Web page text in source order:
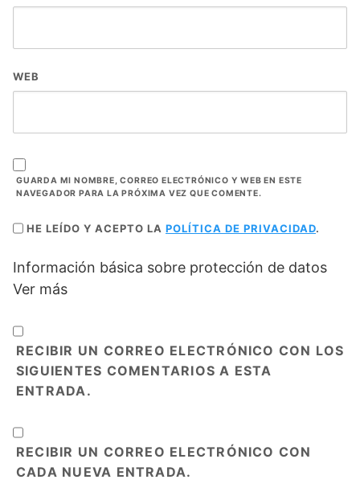
WEB
GUARDA MI NOMBRE, CORREO ELECTRÓNICO Y WEB EN ESTE
NAVEGADOR PARA LA PRÓXIMA VEZ QUE COMENTE.
HE LEÍDO Y ACEPTO LA POLÍTICA DE PRIVACIDAD.
Información básica sobre protección de datos
Ver más
RECIBIR UN CORREO ELECTRÓNICO CON LOS
SIGUIENTES COMENTARIOS A ESTA
ENTRADA.
RECIBIR UN CORREO ELECTRÓNICO CON
CADA NUEVA ENTRADA.